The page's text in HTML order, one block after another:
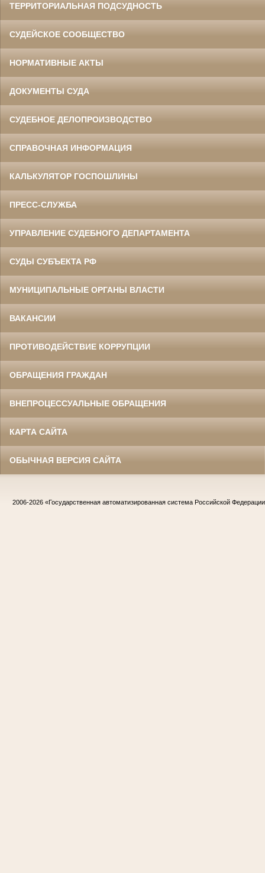
ТЕРРИТОРИАЛЬНАЯ ПОДСУДНОСТЬ
СУДЕЙСКОЕ СООБЩЕСТВО
НОРМАТИВНЫЕ АКТЫ
ДОКУМЕНТЫ СУДА
СУДЕБНОЕ ДЕЛОПРОИЗВОДСТВО
СПРАВОЧНАЯ ИНФОРМАЦИЯ
КАЛЬКУЛЯТОР ГОСПОШЛИНЫ
ПРЕСС-СЛУЖБА
УПРАВЛЕНИЕ СУДЕБНОГО ДЕПАРТАМЕНТА
СУДЫ СУБЪЕКТА РФ
МУНИЦИПАЛЬНЫЕ ОРГАНЫ ВЛАСТИ
ВАКАНСИИ
ПРОТИВОДЕЙСТВИЕ КОРРУПЦИИ
ОБРАЩЕНИЯ ГРАЖДАН
ВНЕПРОЦЕССУАЛЬНЫЕ ОБРАЩЕНИЯ
КАРТА САЙТА
ОБЫЧНАЯ ВЕРСИЯ САЙТА
2006-2026 «Государственная автоматизированная система Российской